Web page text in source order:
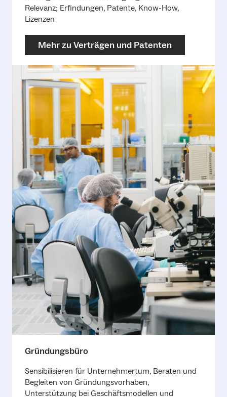
Relevanz; Erfindungen, Patente, Know-How,
Lizenzen
Mehr zu Verträgen und Patenten
Gründungsbüro
Sensibilisieren für Unternehmertum, Beraten und
Begleiten von Gründungsvorhaben,
Unterstützung bei Geschäftsmodellen und